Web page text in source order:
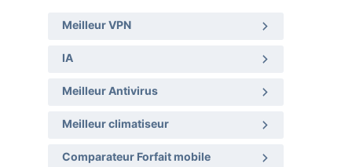
Meilleur VPN
IA
Meilleur Antivirus
Meilleur climatiseur
Comparateur Forfait mobile